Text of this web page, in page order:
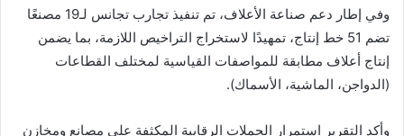
وفي إطار دعم صناعة الأعلاف، تم تنفيذ تجارب تجانس لـ19 مصنعًا
تضم 51 خط إنتاج، تمهيدًا لاستخراج التراخيص اللازمة، بما يضمن
إنتاج أعلاف مطابقة للمواصفات القياسية لمختلف القطاعات
(الدواجن، الماشية، الأسماك).
وأكد التقرير استمرار الحملات الرقابية المكثفة على مصانع ومخازن